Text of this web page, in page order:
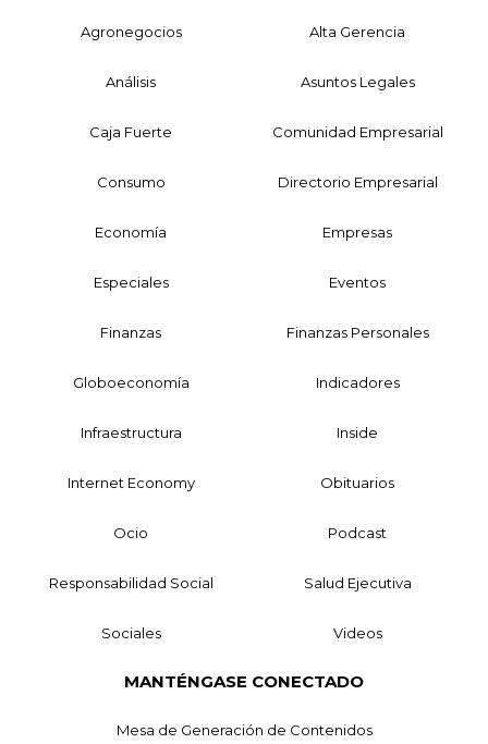
Agronegocios Alta Gerencia
Análisis Asuntos Legales
Caja Fuerte Comunidad Empresarial
Consumo Directorio Empresarial
Economía Empresas
Especiales Eventos
Finanzas Finanzas Personales
Globoeconomía Indicadores
Infraestructura Inside
Internet Economy Obituarios
Ocio Podcast
Responsabilidad Social Salud Ejecutiva
Sociales Videos
MANTÉNGASE CONECTADO
Mesa de Generación de Contenidos